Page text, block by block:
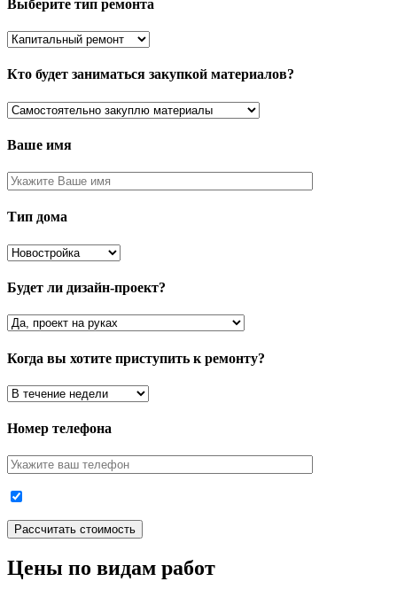
Выберите тип ремонта
Кто будет заниматься закупкой материалов?
Ваше имя
Тип дома
Будет ли дизайн-проект?
Когда вы хотите приступить к ремонту?
Номер телефона
Цены по видам работ